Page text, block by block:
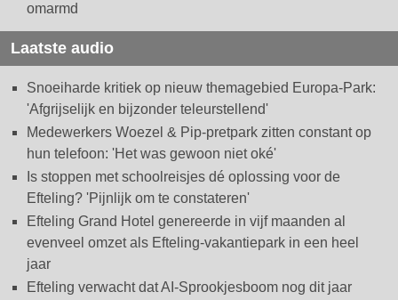
omarmd
Laatste audio
Snoeiharde kritiek op nieuw themagebied Europa-Park:
'Afgrijselijk en bijzonder teleurstellend'
Medewerkers Woezel & Pip-pretpark zitten constant op
hun telefoon: 'Het was gewoon niet oké'
Is stoppen met schoolreisjes dé oplossing voor de
Efteling? 'Pijnlijk om te constateren'
Efteling Grand Hotel genereerde in vijf maanden al
evenveel omzet als Efteling-vakantiepark in een heel
jaar
Efteling verwacht dat AI-Sprookjesboom nog dit jaar